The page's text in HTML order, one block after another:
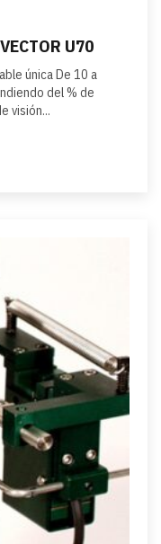
U70
única De 10 a
del % de
visión...